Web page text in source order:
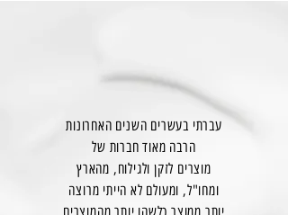
עברתי בעשרים השנים האחרונות
הרבה מאוד חברות של
מוצרים לזקן ולגילוח, מהארץ
ומחו"ל, ומעולם לא הייתי מרוצה